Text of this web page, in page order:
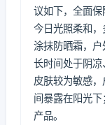
议如下，全面保
今日光照柔和
涂抹防晒霜，
长时间处于阴
皮肤较为敏感
间暴露在阳光
产品。